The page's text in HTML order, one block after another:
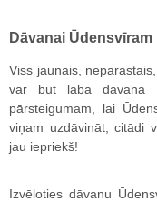
Dāvanai
Viss jaunais,
var būt laba dāvana
pārsteigumam, lai
viņam uzdāvināt, citādi
jau iepriekš!
Izvēloties dāvanu